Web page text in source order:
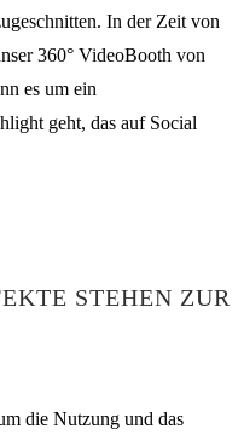
In der Zeit von
360° VideoBooth von
es um ein
geht, das auf Social
STEHEN ZUR
die Nutzung und das